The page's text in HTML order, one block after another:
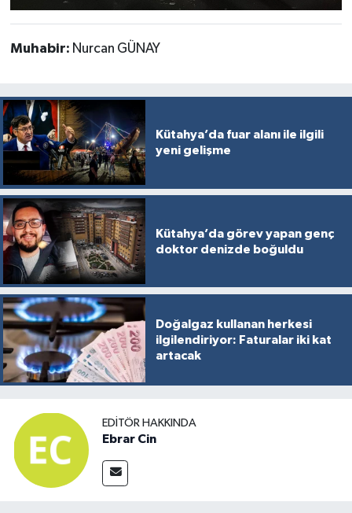
Muhabir: Nurcan GÜNAY
Kütahya’da fuar alanı ile ilgili
yeni gelişme
Kütahya’da görev yapan genç
doktor denizde boğuldu
Doğalgaz kullanan herkesi
ilgilendiriyor: Faturalar iki kat
artacak
EDITÖR HAKKINDA
Ebrar Cin